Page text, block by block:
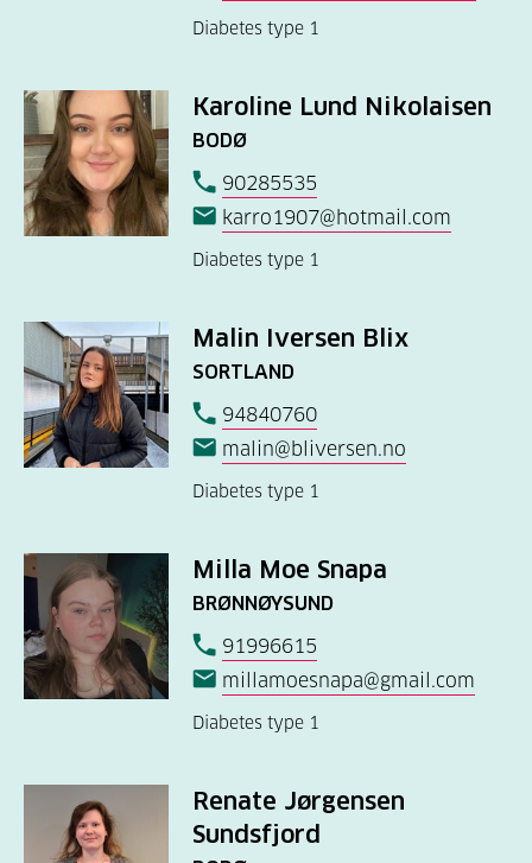
Diabetes type 1
Karoline Lund Nikolaisen
BODØ
90285535
karro1907@hotmail.com
Diabetes type 1
Malin Iversen Blix
SORTLAND
94840760
malin@bliversen.no
Diabetes type 1
Milla Moe Snapa
BRØNNØYSUND
91996615
millamoesnapa@gmail.com
Diabetes type 1
Renate Jørgensen
Sundsfjord